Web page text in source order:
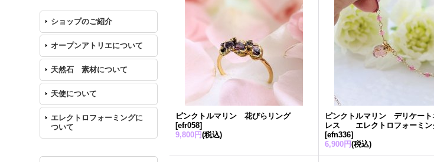
ショップのご紹介
オープンアトリエについて
天然石 素材について
天使について
エレクトロフォーミングに
ついて
ピンクトルマリン 花びらリング
[efr058]
9,800円(税込)
ピンクトルマリン デリケート
レス エレクトロフォーミン
[efn336]
6,900円(税込)